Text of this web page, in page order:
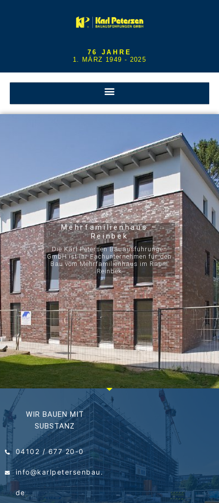
76 JAHRE
1. MÄRZ 1949 - 2025
Mehrfamilienhaus –
Reinbek
Die Karl Petersen Bauausführungen
GmbH ist Ihr Fachunternehmen für den
Bau vom Mehrfamilienhaus im Raum
Reinbek
WIR BAUEN MIT
SUBSTANZ
04102 / 677 20-0
info@karlpetersenbau.
de